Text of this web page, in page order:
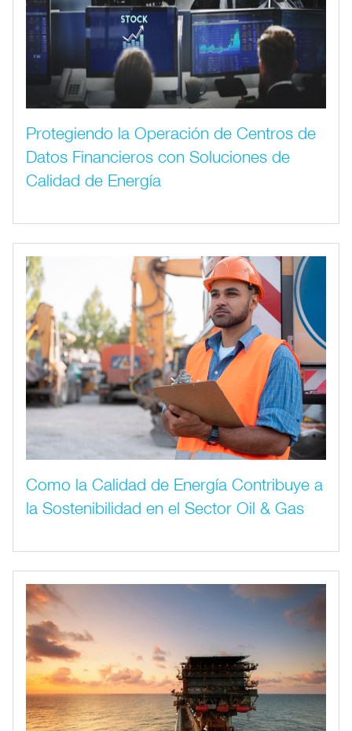
Protegiendo la Operación de Centros de
Datos Financieros con Soluciones de
Calidad de Energía
Como la Calidad de Energía Contribuye a
la Sostenibilidad en el Sector Oil & Gas